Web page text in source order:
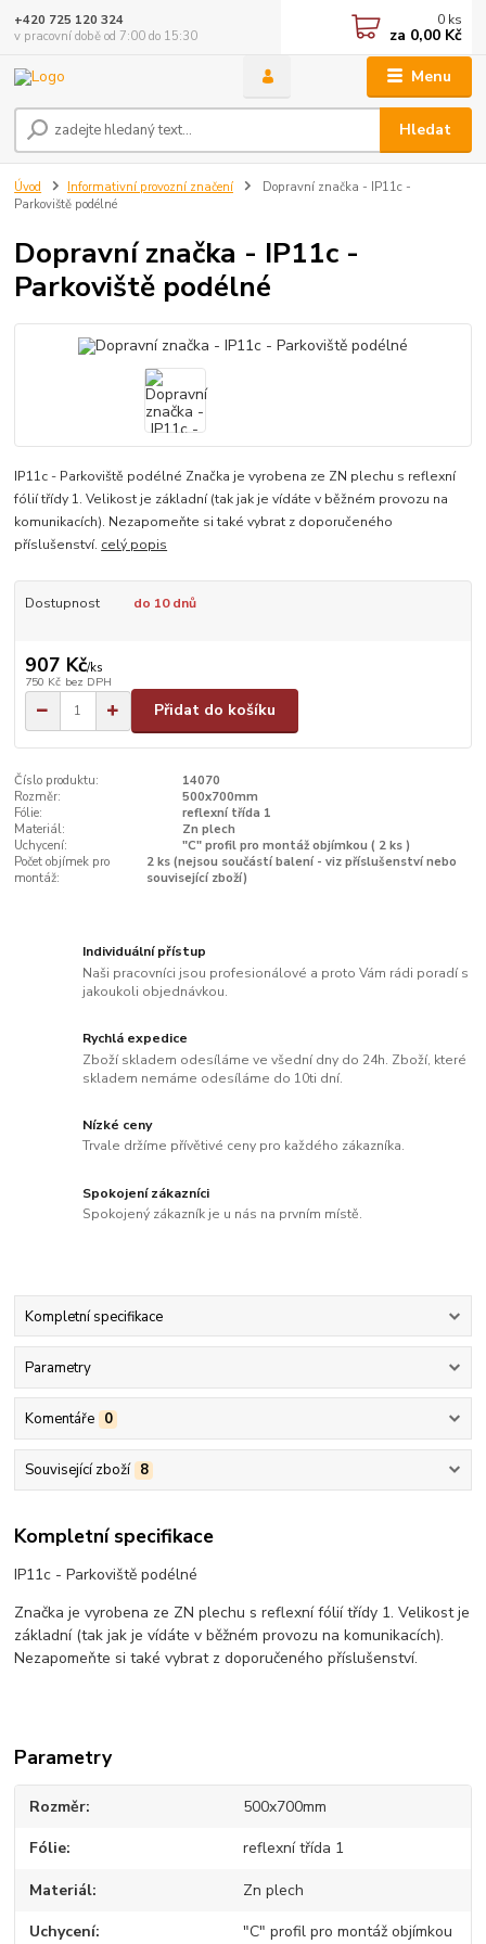
Menu
Hledat
+420 725 120 324
v pracovní době od 7:00 do 15:30
0 ks
za 0,00 Kč
Úvod Informativní provozní značení
Dopravní značka - IP11c -
Parkoviště podélné
Dopravní značka - IP11c -
Parkoviště podélné
IP11c - Parkoviště podélné Značka je vyrobena ze ZN plechu s reflexní
fólií třídy 1. Velikost je základní (tak jak je vídáte v běžném provozu na
komunikacích). Nezapomeňte si také vybrat z doporučeného
příslušenství. celý popis
Dostupnost do 10 dnů
907 Kč/ks
750 Kč bez DPH
Přidat do košíku
Číslo produktu:
14070
Rozměr:
500x700mm
Fólie:
reflexní třída 1
Materiál:
Zn plech
Uchycení:
"C" profil pro montáž objímkou ( 2 ks )
Počet objímek pro
montáž:
2 ks (nejsou součástí balení - viz příslušenství nebo
související zboží)
Individuální přístup
Naši pracovníci jsou profesionálové a proto Vám rádi poradí s
jakoukoli objednávkou.
Rychlá expedice
Zboží skladem odesíláme ve všední dny do 24h. Zboží, které
skladem nemáme odesíláme do 10ti dní.
Nízké ceny
Trvale držíme přívětivé ceny pro každého zákazníka.
Spokojení zákazníci
Spokojený zákazník je u nás na prvním místě.
Kompletní specifikace
Parametry
Komentáře 0
Související zboží 8
Kompletní specifikace
IP11c - Parkoviště podélné
Značka je vyrobena ze ZN plechu s reflexní fólií třídy 1. Velikost je
základní (tak jak je vídáte v běžném provozu na komunikacích).
Nezapomeňte si také vybrat z doporučeného příslušenství.
Parametry
Rozměr 500x700mm
Fólie reflexní třída 1
Materiál Zn plech
Uchycení "C" profil pro montáž objímkou